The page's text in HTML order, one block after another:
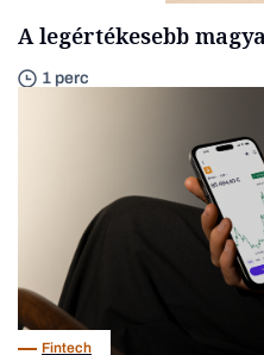
A legértékesebb
1 perc
Fintech